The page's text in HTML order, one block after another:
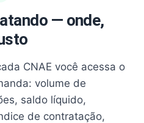
— onde,
CNAE você acessa o
volume de
saldo líquido,
de contratação,